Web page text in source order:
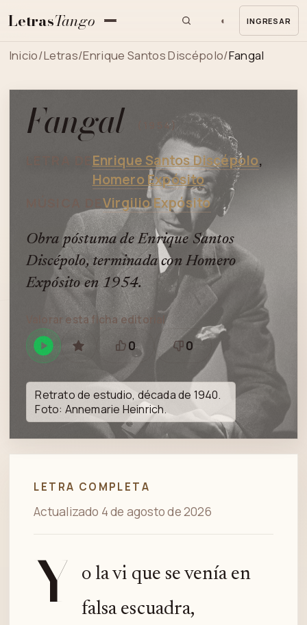
LetrasTango ◐ INGRESAR
Inicio/Letras/Enrique Santos Discépolo/Fangal
Fangal (1954)
Enrique Santos Discépolo,
Homero Expósito
Virgilio Expósito
Obra póstuma de Enrique Santos
Discépolo, terminada con Homero
Expósito en 1954.
Reproducir
Spotify
GUARDAR
Valorar esta ficha editorial
Está
bien
0
Necesita
revisión
0
Retrato de estudio, década de 1940.
Foto: Annemarie Heinrich.
LETRA COMPLETA
Actualizado 4 de agosto de 2026
Y
o la vi que se venía en
falsa escuadra,